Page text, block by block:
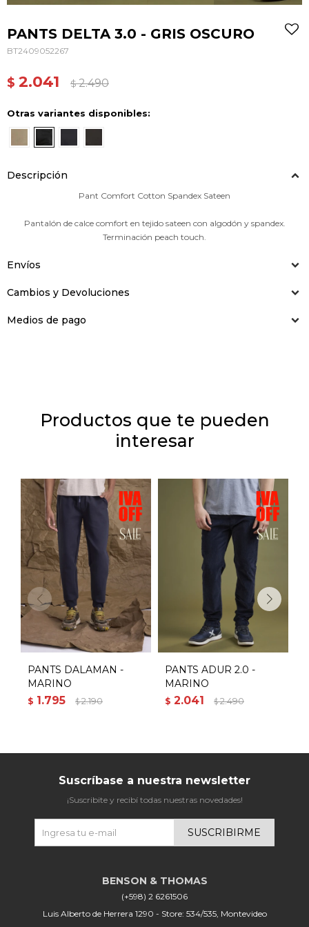
PANTS DELTA 3.0 - GRIS OSCURO
BT2409052267
$ 2.041 $ 2.490
Otras variantes disponibles:
Descripción
Pant Comfort Cotton Spandex Sateen
Pantalón de calce comfort en tejido sateen con algodón y spandex.
Terminación peach touch.
Envíos
Cambios y Devoluciones
Medios de pago
Productos que te pueden
interesar
PANTS DALAMAN -
MARINO
$ 1.795 $ 2.190
PANTS ADUR 2.0 -
MARINO
$ 2.041 $ 2.490
(+598) 2 6261506
Luis Alberto de Herrera 1290 - Store: 534/535, Montevideo
Suscríbase a nuestra newsletter
¡Suscribite y recibí todas nuestras novedades!
SUSCRIBIRME